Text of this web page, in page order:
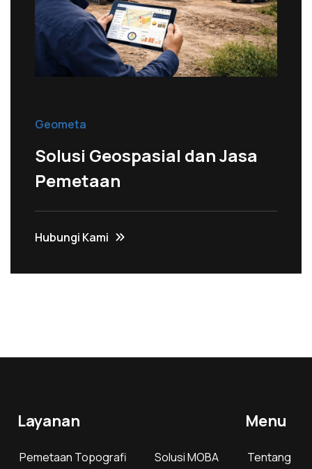
Geometa
Solusi Geospasial dan Jasa
Pemetaan
Hubungi Kami
Layanan
Pemetaan Topografi
Solusi MOBA
Menu
Tentang